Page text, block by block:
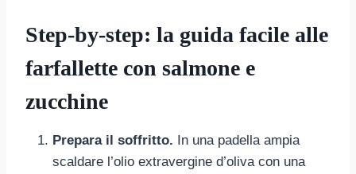
Step-by-step: la guida facile alle
farfallette con salmone e
zucchine
Prepara il soffritto. In una padella ampia
scaldare l’olio extravergine d’oliva con una